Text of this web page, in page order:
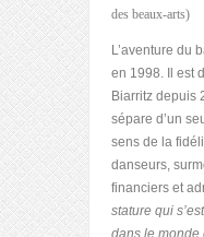
des beaux-arts)
L’aventure du
en 1998. Il est
Biarritz depuis
sépare d’un
sens de la
danseurs,
financiers et
stature qui
dans le monde